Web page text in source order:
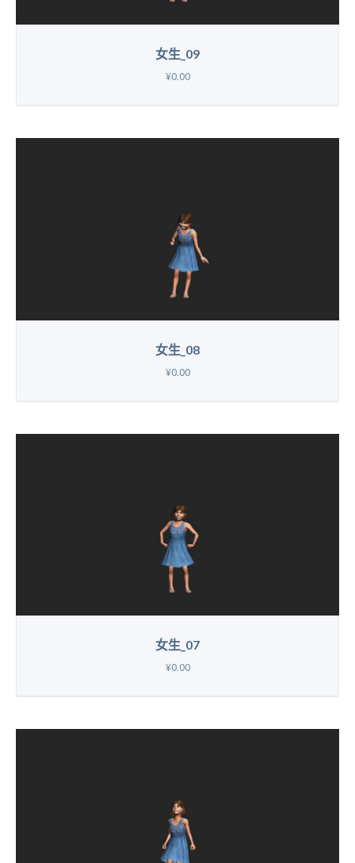
女生_09
¥0.00
女生_08
¥0.00
女生_07
¥0.00